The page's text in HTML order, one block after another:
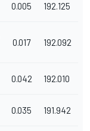
0.005 192.125
0.017 192.092
0.042 192.010
0.035 191.942